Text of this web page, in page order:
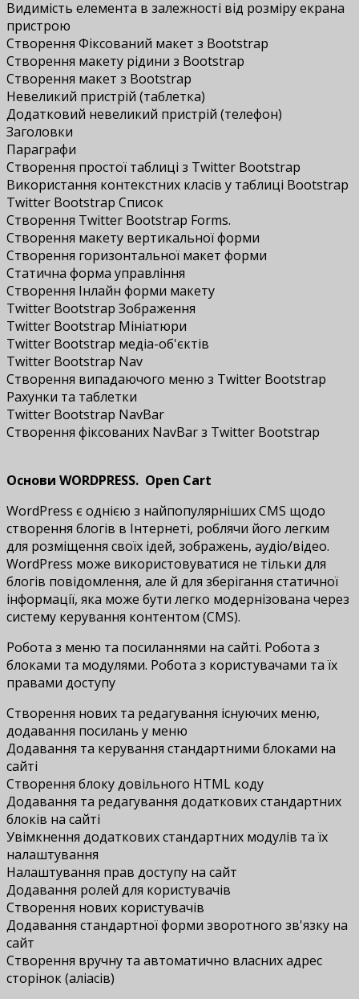
Видимість елемента в залежності від розміру екрана
пристрою
Створення Фіксований макет з Bootstrap
Створення макету рідини з Bootstrap
Створення макет з Bootstrap
Невеликий пристрій (таблетка)
Додатковий невеликий пристрій (телефон)
Заголовки
Параграфи
Створення простої таблиці з Twitter Bootstrap
Використання контекстних класів у таблиці Bootstrap
Twitter Bootstrap Список
Створення Twitter Bootstrap Forms.
Створення макету вертикальної форми
Створення горизонтальної макет форми
Статична форма управління
Створення Інлайн форми макету
Twitter Bootstrap Зображення
Twitter Bootstrap Мініатюри
Twitter Bootstrap медіа-об'єктів
Twitter Bootstrap Nav
Створення випадаючого меню з Twitter Bootstrap
Рахунки та таблетки
Twitter Bootstrap NavBar
Створення фіксованих NavBar з Twitter Bootstrap
Основи WORDPRESS. Open Cart
WordPress є однією з найпопулярніших CMS щодо
створення блогів в Інтернеті, роблячи його легким
для розміщення своїх ідей, зображень, аудіо/відео.
WordPress може використовуватися не тільки для
блогів повідомлення, але й для зберігання статичної
інформації, яка може бути легко модернізована через
систему керування контентом (CMS).
Робота з меню та посиланнями на сайті. Робота з
блоками та модулями. Робота з користувачами та їх
правами доступу
Створення нових та редагування існуючих меню,
додавання посилань у меню
Додавання та керування стандартними блоками на
сайті
Створення блоку довільного HTML коду
Додавання та редагування додаткових стандартних
блоків на сайті
Увімкнення додаткових стандартних модулів та їх
налаштування
Налаштування прав доступу на сайт
Додавання ролей для користувачів
Створення нових користувачів
Додавання стандартної форми зворотного зв'язку на
сайт
Створення вручну та автоматично власних адрес
сторінок (аліасів)